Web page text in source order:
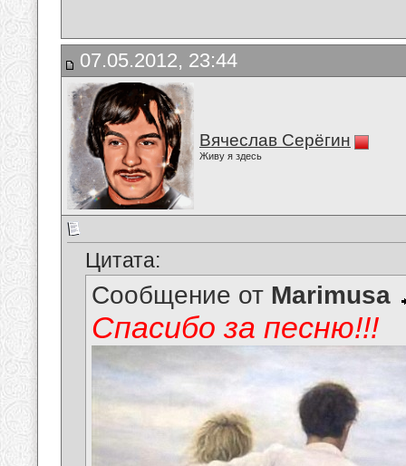
07.05.2012, 23:44
Вячеслав Серёгин
Живу я здесь
Цитата:
Сообщение от Marimusa
Спасибо за песню!!!